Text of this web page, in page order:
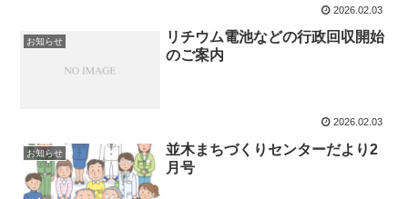
2026.02.03
お知らせ
リチウム電池などの行政回収開始
のご案内
2026.02.03
お知らせ
並木まちづくりセンターだより2
月号